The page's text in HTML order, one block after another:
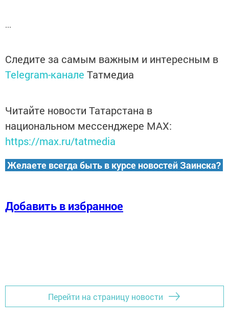
...
Следите за самым важным и интересным в
Telegram-канале Татмедиа
Читайте новости Татарстана в
национальном мессенджере MАХ:
https://max.ru/tatmedia
Желаете всегда быть в курсе новостей Заинска?
Добавить в избранное
Перейти на страницу новости